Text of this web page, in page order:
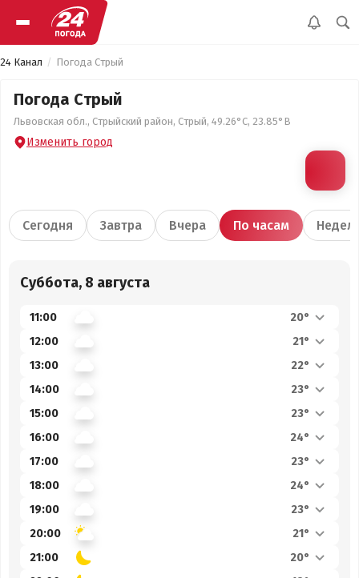
24 Канал Погода Стрый
Погода Стрый
Львовская обл., Стрыйский район, Стрый, 49.26°С, 23.85°В
Изменить город
Сегодня Завтра Вчера По часам
Суббота, 8 августа
11:00
20°
12:00
21°
13:00
22°
14:00
23°
15:00
23°
16:00
24°
17:00
23°
18:00
24°
19:00
23°
20:00
21°
21:00
20°